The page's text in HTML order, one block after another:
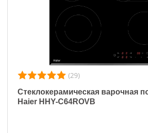
(29)
Стеклокерамическая варочная
Haier HHY-C64ROVB